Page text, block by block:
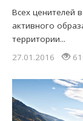
Всех ценителей
активного
территории...
27.01.2016